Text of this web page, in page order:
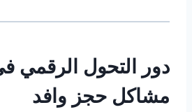
دور التحول الرقمي
مشاكل حجز وافد